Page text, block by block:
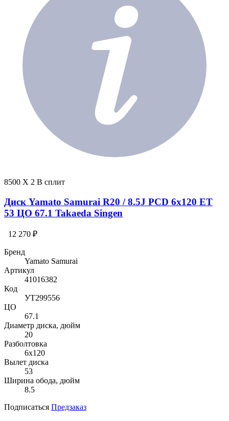
8500 X 2 В сплит
Диск Yamato Samurai R20 / 8.5J PCD 6x120 ЕТ
53 ЦО 67.1 Takaeda Singen
12 270 ₽
Бренд
Yamato Samurai
Артикул
41016382
Код
УТ299556
ЦО
67.1
Диаметр диска, дюйм
20
Разболтовка
6x120
Вылет диска
53
Ширина обода, дюйм
8.5
Подписаться Предзаказ